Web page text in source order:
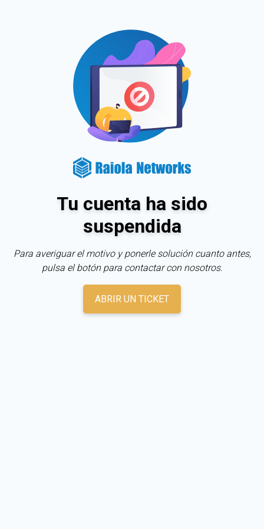
Tu cuenta ha sido
suspendida
Para averiguar el motivo y ponerle solución cuanto antes,
pulsa el botón para contactar con nosotros.
ABRIR UN TICKET